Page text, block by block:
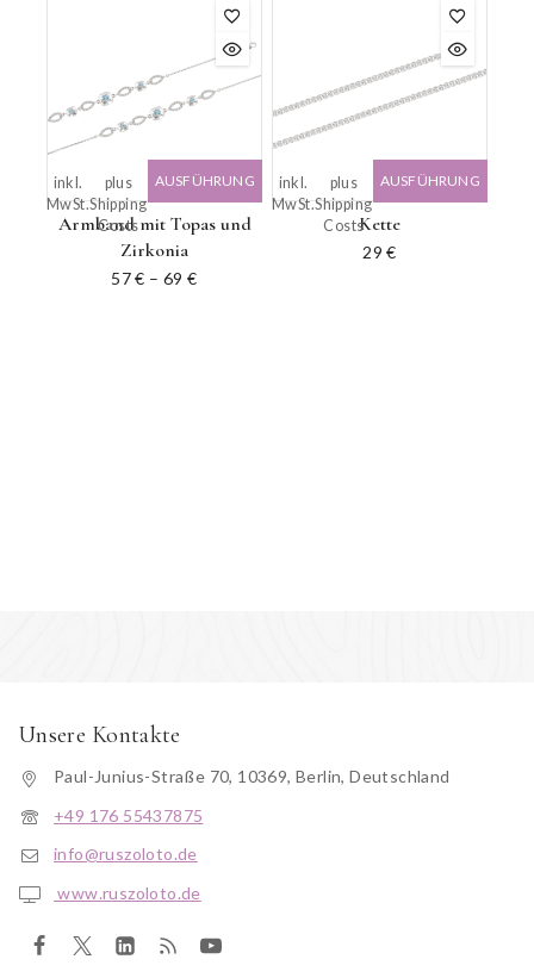
Armband mit Topas und
Zirkonia
57€ –69€
inkl.
MwSt.
plus
Shipping
Costs
AUSFÜHRUNG
Kette
29€
inkl.
MwSt.
plus
Shipping
Costs
AUSFÜHRUNG
Unsere Kontakte
Paul-Junius-Straße 70, 10369, Berlin, Deutschland
+49 176 55437875
info@ruszoloto.de
www.ruszoloto.de